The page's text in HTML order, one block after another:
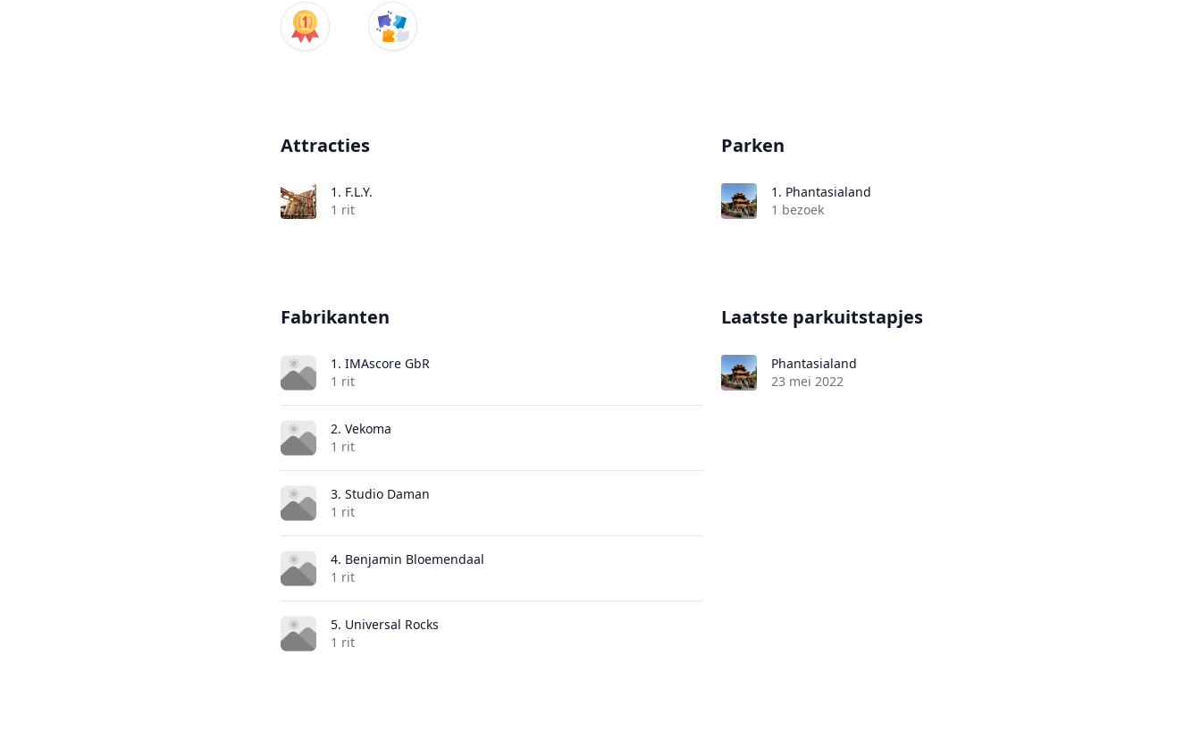
Attracties
1. F.L.Y.
1 rit
Parken
1. Phantasialand
1 bezoek
Fabrikanten
1. IMAscore GbR
1 rit
2. Vekoma
1 rit
3. Studio Daman
1 rit
4. Benjamin Bloemendaal
1 rit
5. Universal Rocks
1 rit
Laatste parkuitstapjes
Phantasialand
23 mei 2022